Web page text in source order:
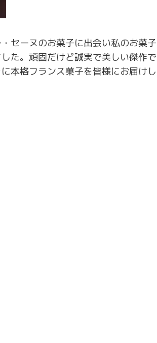
セーヌのお菓子に出会い私のお菓子
た。頑固だけど誠実で美しい傑作で
本格フランス菓子を皆様にお届けし